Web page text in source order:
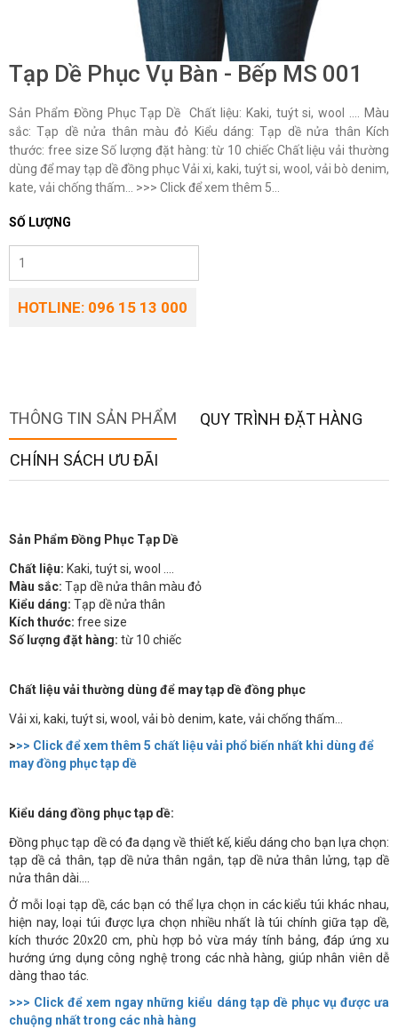
Tạp Dề Phục Vụ Bàn - Bếp MS 001
Sản Phẩm Đồng Phục Tạp Dề Chất liệu: Kaki, tuýt si, wool …. Màu
sắc: Tạp dề nửa thân màu đỏ Kiểu dáng: Tạp dề nửa thân Kích
thước: free size Số lượng đặt hàng: từ 10 chiếc Chất liệu vải thường
dùng để may tạp dề đồng phục Vải xi, kaki, tuýt si, wool, vải bò denim,
kate, vải chống thấm... >>> Click để xem thêm 5...
SỐ LƯỢNG
HOTLINE: 096 15 13 000
THÔNG TIN SẢN PHẨM QUY TRÌNH ĐẶT HÀNG
CHÍNH SÁCH ƯU ĐÃI
Sản Phẩm Đồng Phục Tạp Dề
Chất liệu: Kaki, tuýt si, wool ….
Màu sắc: Tạp dề nửa thân màu đỏ
Kiểu dáng: Tạp dề nửa thân
Kích thước: free size
Số lượng đặt hàng: từ 10 chiếc
Chất liệu vải thường dùng để may tạp dề đồng phục
Vải xi, kaki, tuýt si, wool, vải bò denim, kate, vải chống thấm...
>>> Click để xem thêm 5 chất liệu vải phổ biến nhất khi dùng để
may đồng phục tạp dề
Kiểu dáng đồng phục tạp dề:
Đồng phục tạp dề có đa dạng về thiết kế, kiểu dáng cho bạn lựa chọn:
tạp dề cả thân, tạp dề nửa thân ngắn, tạp dề nửa thân lửng, tạp dề
nửa thân dài....
Ở mỗi loại tạp dề, các bạn có thể lựa chọn in các kiểu túi khác nhau,
hiện nay, loại túi được lựa chọn nhiều nhất là túi chính giữa tạp dề,
kích thước 20x20 cm, phù hợp bỏ vừa máy tính bảng, đáp ứng xu
hướng ứng dụng công nghệ trong các nhà hàng, giúp nhân viên dễ
dàng thao tác.
>>> Click để xem ngay những kiểu dáng tạp dề phục vụ được ưa
chuộng nhất trong các nhà hàng